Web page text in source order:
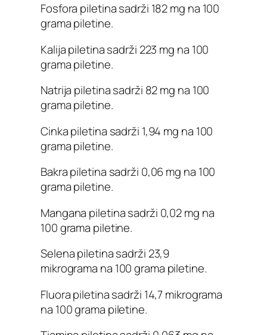
Fosfora piletina sadrži 182 mg na 100
grama piletine.
Kalija piletina sadrži 223 mg na 100
grama piletine.
Natrija piletina sadrži 82 mg na 100
grama piletine.
Cinka piletina sadrži 1,94 mg na 100
grama piletine.
Bakra piletina sadrži 0,06 mg na 100
grama piletine.
Mangana piletina sadrži 0,02 mg na
100 grama piletine.
Selena piletina sadrži 23,9
mikrograma na 100 grama piletine.
Fluora piletina sadrži 14,7 mikrograma
na 100 grama piletine.